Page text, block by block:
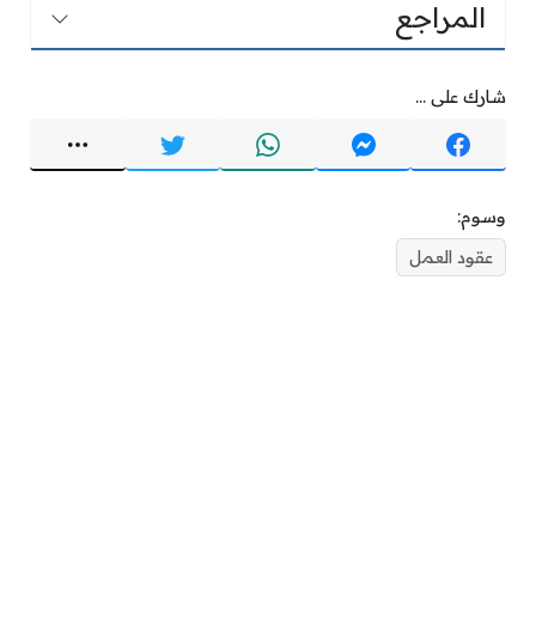
المراجع
شارك على ...
وسوم:
عقود العمل